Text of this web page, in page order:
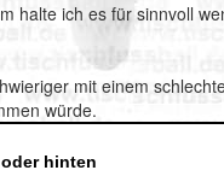
halte ich es für sinnvoll
mit einem
würde.
hinten